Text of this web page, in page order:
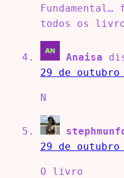
todos os
Anaisa
29 de outubro
N
29 de outubro
O livro